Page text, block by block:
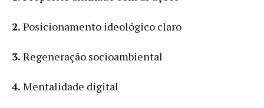
2. Posicionamento ideológico claro
3. Regeneração socioambiental
4. Mentalidade digital